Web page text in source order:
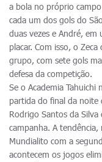
a bola no próprio
cada um dos gols do
duas vezes e André,
placar. Com isso, o
grupo, com sete gols
defesa da competição.
Se o Academia Tahuichi
partida do final da noite
Rodrigo Santos da
campanha. A
Mundialito com a
acontecem os jogos